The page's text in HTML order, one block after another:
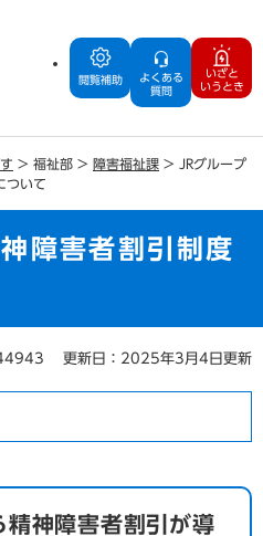
閲覧補助
よくある
質問
いざと
いうとき
> 福祉部 > 障害福祉課 >
JRグループ
ついて
障害者割引制度
更新日：2025年3月4日更新
神障害者割引が導